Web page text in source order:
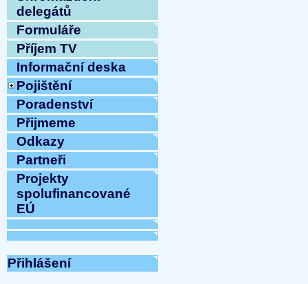
delegátů
Formuláře
Příjem TV
Informační deska
Pojištění
Poradenství
Přijmeme
Odkazy
Partneři
Projekty
spolufinancované
EÚ
Přihlášení